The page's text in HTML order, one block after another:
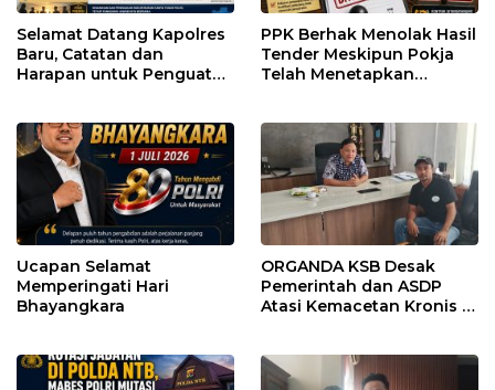
Selamat Datang Kapolres
Baru, Catatan dan
Harapan untuk Penguatan
PPK Berhak Menolak Hasil
Tender Meskipun Pokja
Telah Menetapkan
Ucapan Selamat
Memperingati Hari
Bhayangkara
ORGANDA KSB Desak
Pemerintah dan ASDP
Atasi Kemacetan Kronis di